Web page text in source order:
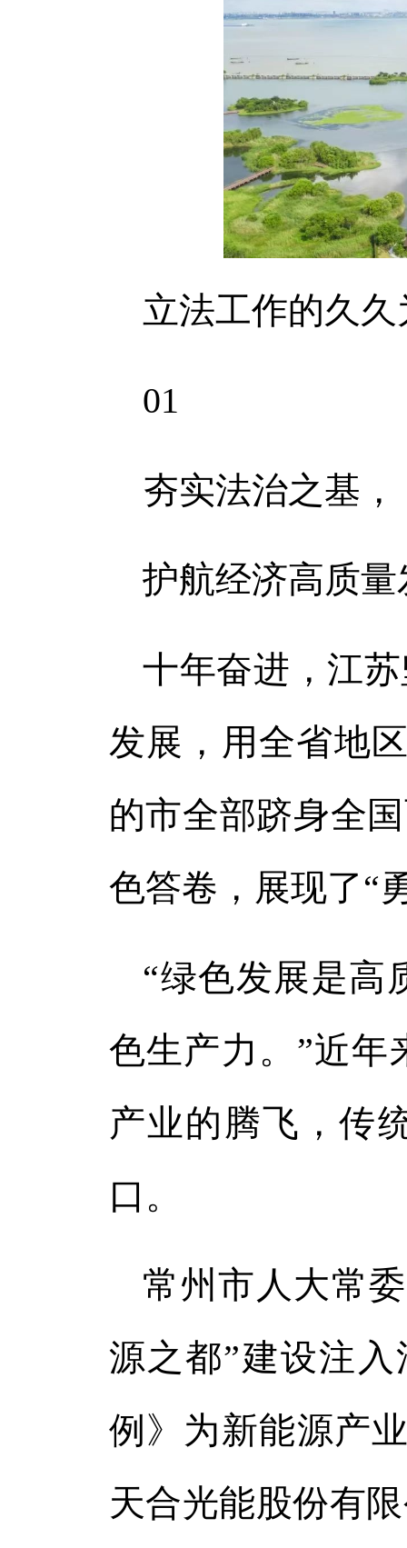
立法工作的久
01
夯实法治之基，
护航经济高质量
十年奋进，江
发展，用全省地
的市全部跻身全
色答卷，展现了“
“绿色发展是高
色生产力。”近年
产业的腾飞，传
口。
常州市人大常
源之都”建设注
例》为新能源产
天合光能股份有